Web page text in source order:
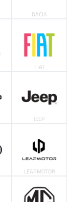
DACIA
FIAT
JEEP
LEAPMOTOR